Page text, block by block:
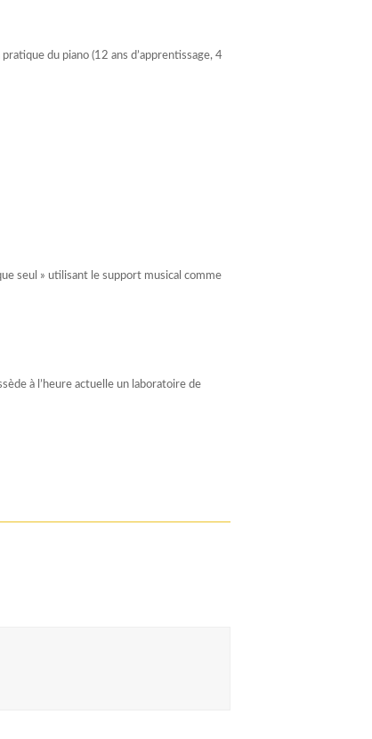
du piano (12 ans d’apprentissage, 4
seul » utilisant le support musical comme
à l’heure actuelle un laboratoire de